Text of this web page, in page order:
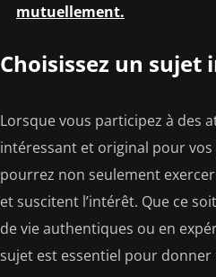
mutuellement.
Choisissez un
Lorsque vous participez à des
intéressant et original pour
pourrez non seulement
et suscitent l’intérêt. Que ce
de vie authentiques ou en
sujet est essentiel pour